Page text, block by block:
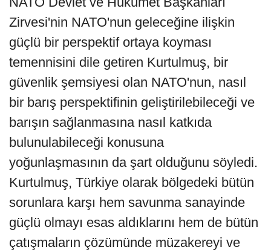
Zirvesi'nin NATO'nun geleceğine ilişkin
güçlü bir perspektif ortaya koyması
temennisini dile getiren Kurtulmuş, bir
güvenlik şemsiyesi olan NATO'nun, nasıl
bir barış perspektifinin geliştirilebileceği ve
barışın sağlanmasına nasıl katkıda
bulunulabileceği konusuna
yoğunlaşmasının da şart olduğunu söyledi.
Kurtulmuş, Türkiye olarak bölgedeki bütün
sorunlara karşı hem savunma sanayinde
güçlü olmayı esas aldıklarını hem de bütün
çatışmaların çözümünde müzakereyi ve